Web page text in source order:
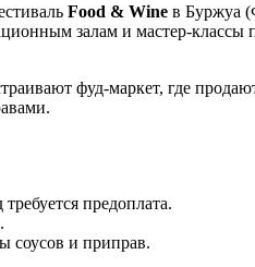
Food & Wine в Буржуа
залам и
фуд‑маркет, где
предоплата.
соусов и приправ.